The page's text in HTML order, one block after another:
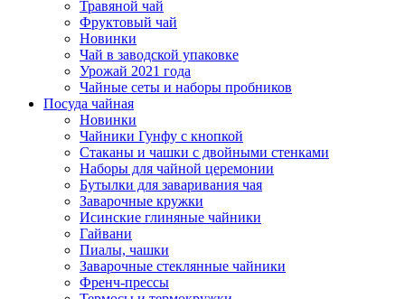
Травяной чай
Фруктовый чай
Новинки
Чай в заводской упаковке
Урожай 2021 года
Чайные сеты и наборы пробников
Посуда чайная
Новинки
Чайники Гунфу с кнопкой
Стаканы и чашки с двойными стенками
Наборы для чайной церемонии
Бутылки для заваривания чая
Заварочные кружки
Исинские глиняные чайники
Гайвани
Пиалы, чашки
Заварочные стеклянные чайники
Френч-прессы